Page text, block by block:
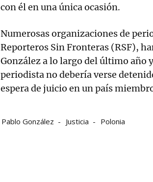
con él en una única ocasión.
Numerosas organizaciones de
Reporteros Sin Fronteras (RSF),
González a lo largo del último año
periodista no debería verse
espera de juicio en un país
Pablo González Justicia Polonia